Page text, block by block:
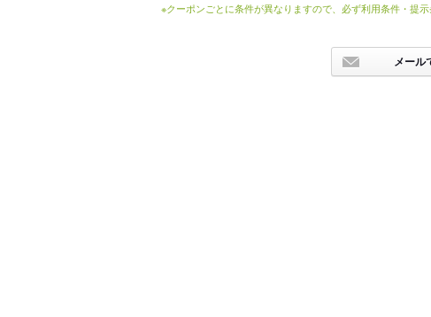
※クーポンごとに条件が異なりますので、必ず利用条件・提示
メール